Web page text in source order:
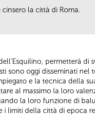
la città di Roma.
permetterà di
sono oggi disseminati nel
e la tecnica della
al massimo la loro
la loro funzione di
limiti della città di epoca